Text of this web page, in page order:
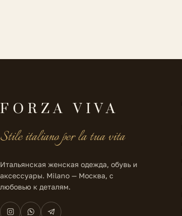
FORZA VIVA
Stile italiano per la tua vita
Итальянская женская одежда, обувь и
аксессуары. Milano — Москва, с
любовью к деталям.